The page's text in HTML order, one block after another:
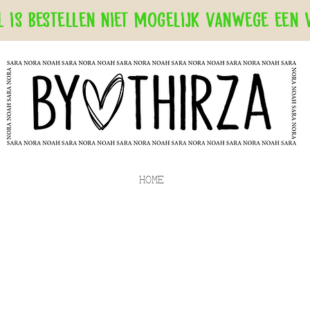
is bestellen niet mogelijk vanwege een
HOME